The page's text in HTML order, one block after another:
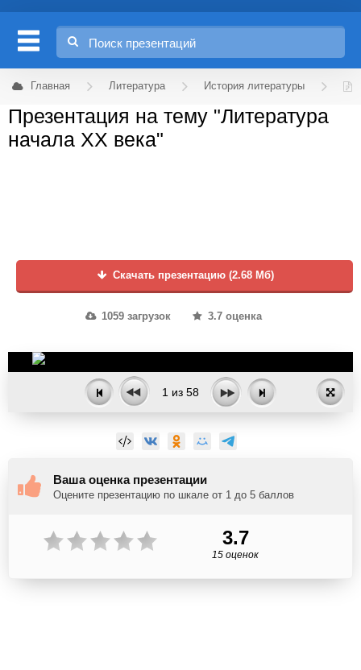
Главная Литература История литературы
Презентация на тему "Литература
начала XX века"
Скачать презентацию (2.68 Мб)
1059 загрузок 3.7 оценка
1 из 58
Ваша оценка презентации
Оцените презентацию по шкале от 1 до 5 баллов
3.7
15 оценок